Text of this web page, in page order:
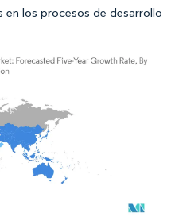
los procesos de desarrollo